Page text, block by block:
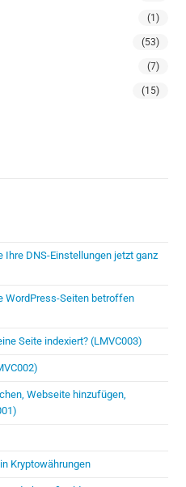
(1)
(53)
(7)
(15)
Ihre DNS-Einstellungen jetzt ganz
WordPress-Seiten betroffen
Seite indexiert? (LMVC003)
Webseite hinzufügen,
Kryptowährungen